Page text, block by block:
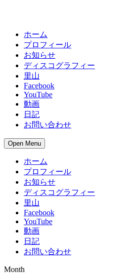
ホーム
プロフィール
お知らせ
ディスコグラフィー
里山
Facebook
YouTube
動画
日記
お問い合わせ
Open Menu
ホーム
プロフィール
お知らせ
ディスコグラフィー
里山
Facebook
YouTube
動画
日記
お問い合わせ
Month